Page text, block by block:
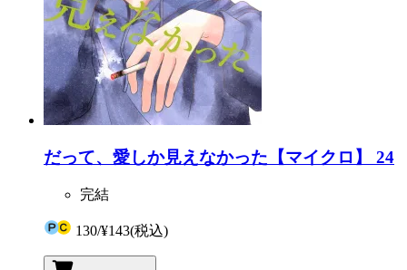
だって、愛しか見えなかった【マイクロ】 24
完結
130/¥143(税込)